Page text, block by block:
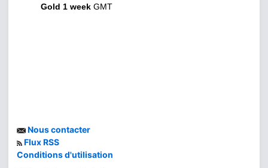
Gold 1 week GMT
Nous contacter
Flux RSS
Conditions d'utilisation